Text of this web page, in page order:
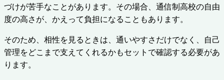
づけが苦手なことがあります。その場合、通信制高校の自由
度の高さが、かえって負担になることもあります。
そのため、相性を見るときは、通いやすさだけでなく、自己
管理をどこまで支えてくれるかもセットで確認する必要があ
ります。